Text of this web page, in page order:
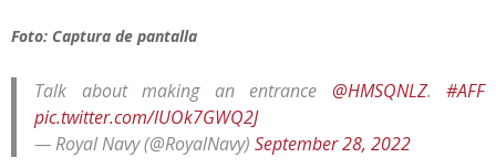
Foto: Captura de pantalla
Talk about making an entrance @HMSQNLZ. #AFF
pic.twitter.com/lUOk7GWQ2J
— Royal Navy (@RoyalNavy) September 28, 2022